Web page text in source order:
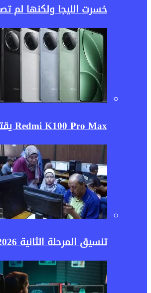
خسرت الليجا ولكنها لم
Redmi K100 Pro Max يقترب من الإطلاق.. بطارية ضخمة ومعالج رائد قد يجعلان الهاتف منافسًا قويًا في 2026
تنسيق المرحلة الثانية 2026.. الكليات والمعاهد المتاحة لطلاب علمي علوم وأهم النصائح قبل تسجيل الرغبات